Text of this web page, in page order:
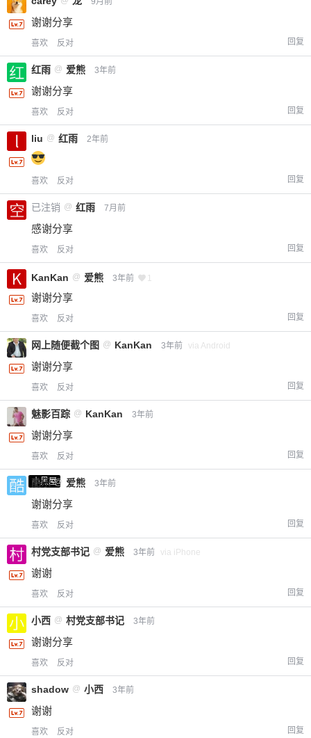
谢谢分享
喜欢 反对 回复
红雨 @ 爱熊 3年前
谢谢分享
喜欢 反对 回复
liu @ 红雨 2年前
喜欢 反对 回复
已注销 @ 红雨 7月前
感谢分享
喜欢 反对 回复
KanKan @ 爱熊 3年前 1
谢谢分享
喜欢 反对 回复
网上随便截个图 @ KanKan 3年前 via Android
谢谢分享
喜欢 反对 回复
魅影百踪 @ KanKan 3年前
谢谢分享
喜欢 反对 回复
小黑屋
酷乐 @ 爱熊 3年前
谢谢分享
喜欢 反对 回复
村党支部书记 @ 爱熊 3年前 via iPhone
谢谢
喜欢 反对 回复
小西 @ 村党支部书记 3年前
谢谢分享
喜欢 反对 回复
shadow @ 小西 3年前
谢谢
喜欢 反对 回复